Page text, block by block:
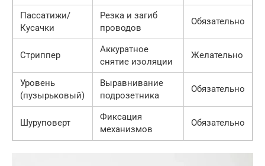
Пассатижи/
Кусачки
Резка и загиб
проводов
Обязательно
Стриппер
Аккуратное
снятие изоляции
Желательно
Уровень
(пузырьковый)
Выравнивание
подрозетника
Обязательно
Шуруповерт
Фиксация
механизмов
Обязательно